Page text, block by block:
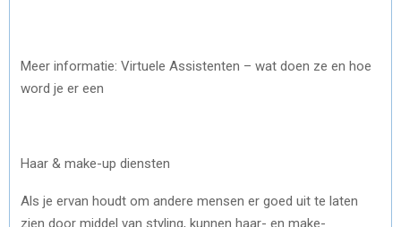
Meer informatie: Virtuele Assistenten – wat doen ze en hoe
word je er een
Haar & make-up diensten
Als je ervan houdt om andere mensen er goed uit te laten
zien door middel van styling, kunnen haar- en make-